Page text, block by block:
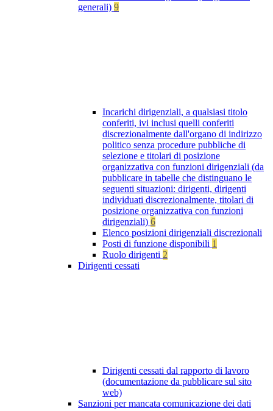
generali) 9
Incarichi dirigenziali, a qualsiasi titolo
conferiti, ivi inclusi quelli conferiti
discrezionalmente dall'organo di indirizzo
politico senza procedure pubbliche di
selezione e titolari di posizione
organizzativa con funzioni dirigenziali (da
pubblicare in tabelle che distinguano le
seguenti situazioni: dirigenti, dirigenti
individuati discrezionalmente, titolari di
posizione organizzativa con funzioni
dirigenziali) 6
Elenco posizioni dirigenziali discrezionali
Posti di funzione disponibili 1
Ruolo dirigenti 2
Dirigenti cessati
Dirigenti cessati dal rapporto di lavoro
(documentazione da pubblicare sul sito
web)
Sanzioni per mancata comunicazione dei dati